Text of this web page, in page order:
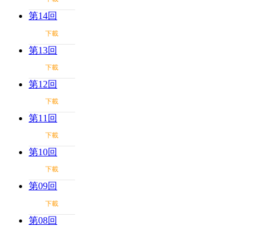
第14回
下載
第13回
下載
第12回
下載
第11回
下載
第10回
下載
第09回
下載
第08回